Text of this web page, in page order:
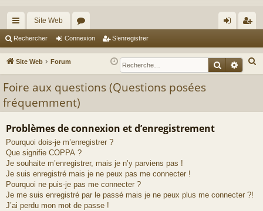
cc
ès
ra
pi
de
Site Web
or
u
m
s
ne
xi
nr
eg
Rechercher Connexion S’enregistrer
Site Web Forum
e
e
Foire aux questions (Questions posées
fréquemment)
Problèmes de connexion et d’enregistrement
Pourquoi dois-je m’enregistrer ?
Que signifie COPPA ?
Je souhaite m’enregistrer, mais je n’y parviens pas !
Je suis enregistré mais je ne peux pas me connecter !
Pourquoi ne puis-je pas me connecter ?
Je me suis enregistré par le passé mais je ne peux plus me connecter ?!
J’ai perdu mon mot de passe !